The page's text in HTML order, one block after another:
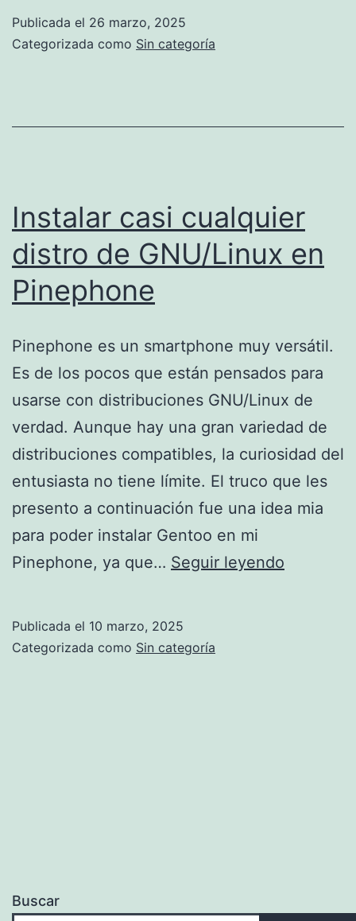
con
Publicada el 26 marzo, 2025
Categorizada como Sin categoría
Instalar casi cualquier
distro de GNU/Linux en
Pinephone
Pinephone es un smartphone muy versátil.
Es de los pocos que están pensados para
usarse con distribuciones GNU/Linux de
verdad. Aunque hay una gran variedad de
distribuciones compatibles, la curiosidad del
entusiasta no tiene límite. El truco que les
presento a continuación fue una idea mia
para poder instalar Gentoo en mi
Pinephone, ya que… Seguir leyendo
Publicada el 10 marzo, 2025
Categorizada como Sin categoría
Buscar